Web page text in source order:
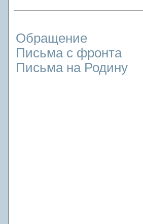
Обращение
Письма с фронта
Письма на Родину